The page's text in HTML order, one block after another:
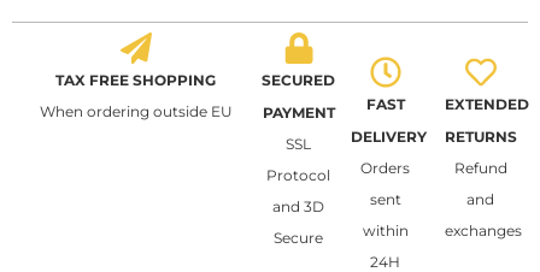
TAX FREE SHOPPING
When ordering outside EU
SECURED
PAYMENT
SSL
Protocol
and 3D
Secure
FAST
DELIVERY
Orders
sent
within
24H
EXTENDED
RETURNS
Refund
and
exchanges